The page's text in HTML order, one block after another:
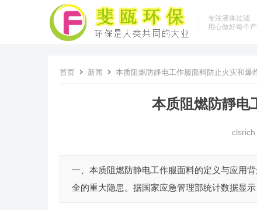
专注液体过滤
用心做好每个
首页 新闻 本质阻燃防靜电工作服面料防止火灾和爆
本质阻燃防靜电
clsrich
一、本质阻燃防静电工作服面料的定义与应用
全的重大隐患。据国家应急管理部统计数据显